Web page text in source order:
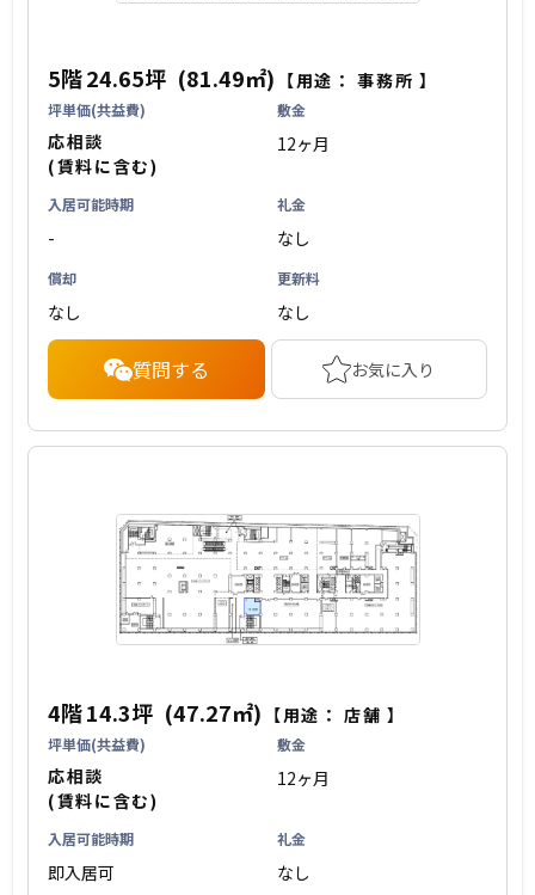
5階24.65坪 (81.49㎡) 【用途：事務所 】
坪単価(共益費)
応相談
(賃料に含む)
敷金
12ヶ月
入居可能時期
-
礼金
なし
償却
なし
更新料
なし
質問する お気に入り
4階14.3坪 (47.27㎡) 【用途：店舗 】
坪単価(共益費)
応相談
(賃料に含む)
敷金
12ヶ月
入居可能時期
即入居可
礼金
なし